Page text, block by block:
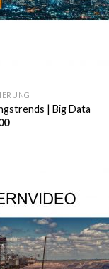
| Big Data
Auf die
Wunschliste